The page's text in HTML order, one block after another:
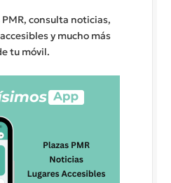
consulta noticias,
y mucho más
tu móvil.